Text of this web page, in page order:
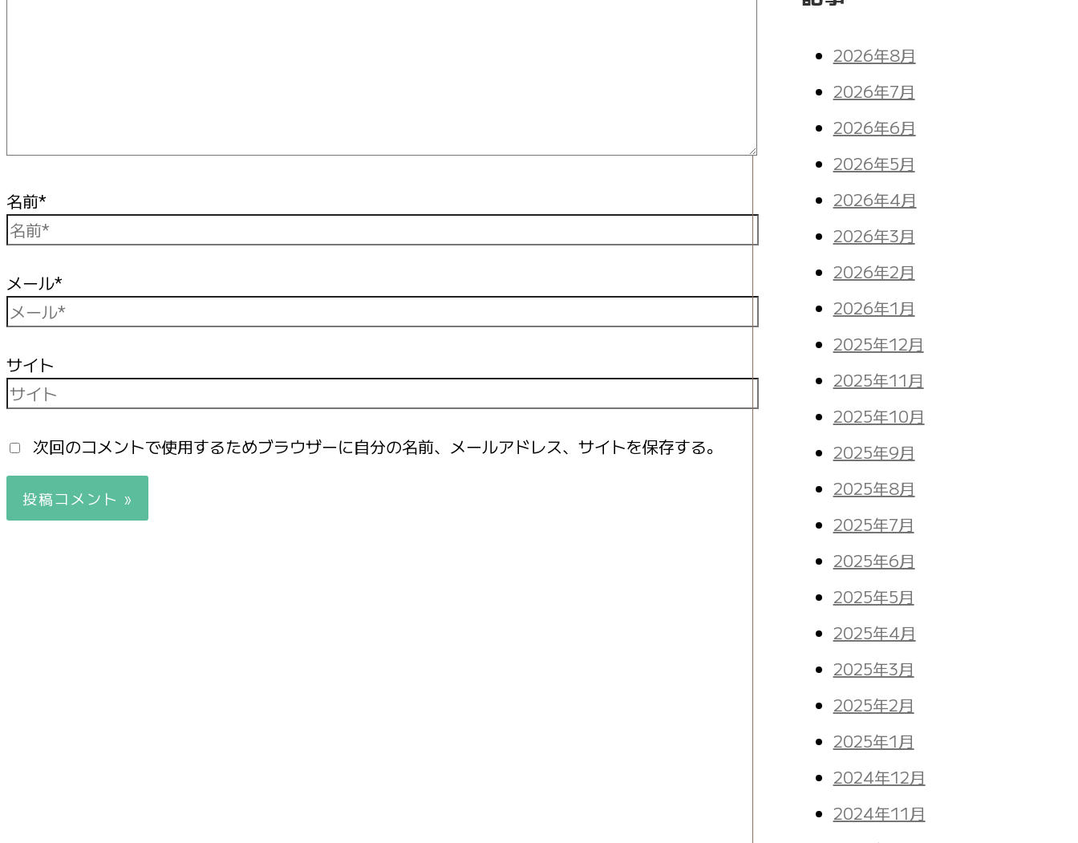
名前*
メール*
サイト
次回のコメントで使用するためブラウザーに自分の名前、メールアドレス、サイトを保存する。
2026年8月
2026年7月
2026年6月
2026年5月
2026年4月
2026年3月
2026年2月
2026年1月
2025年12月
2025年11月
2025年10月
2025年9月
2025年8月
2025年7月
2025年6月
2025年5月
2025年4月
2025年3月
2025年2月
2025年1月
2024年12月
2024年11月